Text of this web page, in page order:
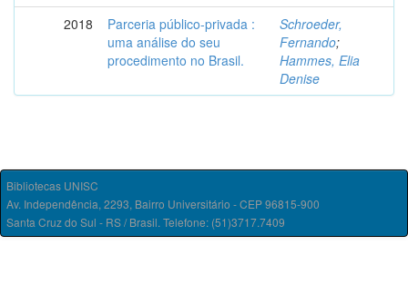
2018
Parceria público-privada :
uma análise do seu
procedimento no Brasil.
Schroeder,
Fernando;
Hammes, Elia
Denise
Bibliotecas UNISC
Av. Independência, 2293, Bairro Universitário - CEP 96815-900
Santa Cruz do Sul - RS / Brasil. Telefone: (51)3717.7409